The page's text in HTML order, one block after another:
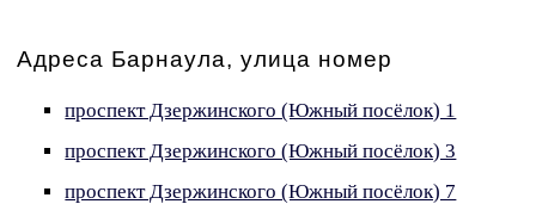
Адреса Барнаула, улица номер
проспект Дзержинского (Южный посёлок) 1
проспект Дзержинского (Южный посёлок) 3
проспект Дзержинского (Южный посёлок) 7